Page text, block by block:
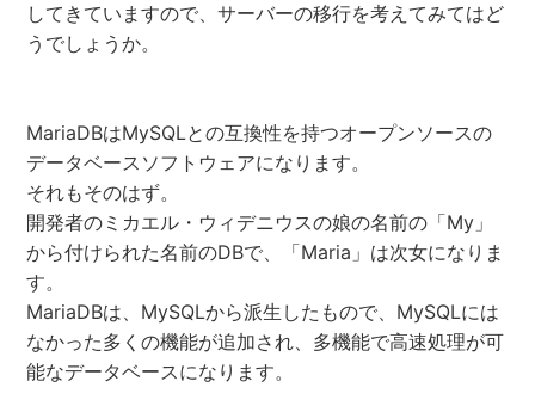
してきていますので、サーバーの移行を考えてみてはど
うでしょうか。
MariaDBはMySQLとの互換性を持つオープンソースの
データベースソフトウェアになります。
それもそのはず。
開発者のミカエル・ウィデニウスの娘の名前の「My」
から付けられた名前のDBで、「Maria」は次女になりま
す。
MariaDBは、MySQLから派生したもので、MySQLには
なかった多くの機能が追加され、多機能で高速処理が可
能なデータベースになります。